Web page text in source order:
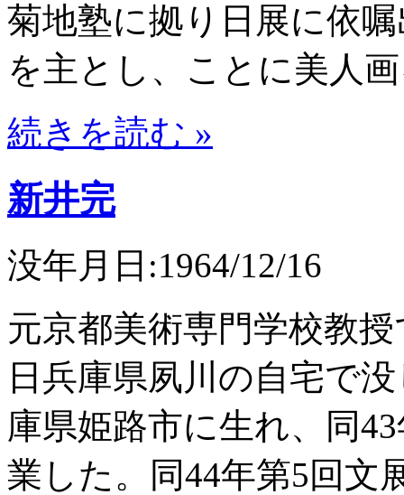
菊地塾に拠り日展に依
を主とし、ことに美人
続きを読む »
新井完
没年月日:1964/12/16
元京都美術専門学校教
日兵庫県夙川の自宅で
庫県姫路市に生れ、同
業した。同44年第5回文